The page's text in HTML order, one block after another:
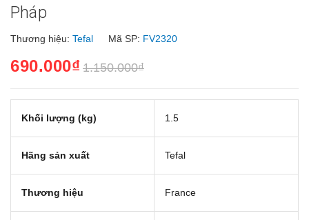
Pháp
Thương hiệu: Tefal Mã SP: FV2320
690.000₫ 1.150.000₫
Khối lượng (kg) 1.5
Hãng sản xuất Tefal
Thương hiệu France